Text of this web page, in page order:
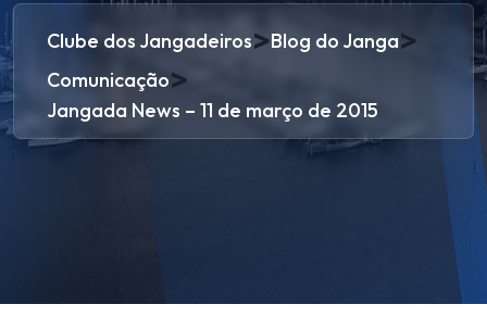
Clube dos Jangadeiros>Blog do Janga>
Comunicação>
Jangada News – 11 de março de 2015